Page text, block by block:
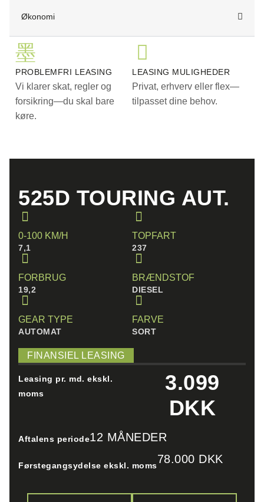
Økonomi
PROBLEMFRI LEASING
Vi klarer skat, regler og
forsikring—du skal bare
køre.
LEASING MULIGHEDER
Privat, erhverv eller flex—
tilpasset dine behov.
525D TOURING AUT.
0-100 KM/H
7,1
TOPFART
237
FORBRUG
19,2
BRÆNDSTOF
DIESEL
GEAR TYPE
AUTOMAT
FARVE
SORT
FINANSIEL LEASING
Leasing pr. md. ekskl.
moms
3.099
DKK
Aftalens periode12 MÅNEDER
Førstegangsydelse ekskl. moms78.000 DKK